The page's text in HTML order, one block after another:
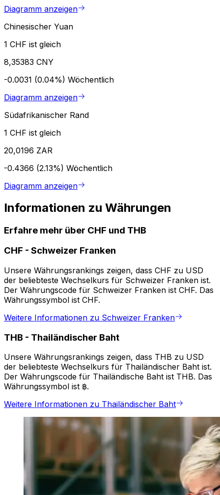
Diagramm anzeigen
Chinesischer Yuan
1 CHF ist gleich
8,35383 CNY
-0.0031 (0.04%) Wöchentlich
Diagramm anzeigen
Südafrikanischer Rand
1 CHF ist gleich
20,0196 ZAR
-0.4366 (2.13%) Wöchentlich
Diagramm anzeigen
Informationen zu Währungen
Erfahre mehr über CHF und THB
CHF - Schweizer Franken
Unsere Währungsrankings zeigen, dass CHF zu USD
der beliebteste Wechselkurs für Schweizer Franken ist.
Der Währungscode für Schweizer Franken ist CHF. Das
Währungssymbol ist CHF.
Weitere Informationen zu Schweizer Franken
THB - Thailändischer Baht
Unsere Währungsrankings zeigen, dass THB zu USD
der beliebteste Wechselkurs für Thailändischer Baht ist.
Der Währungscode für Thailändische Baht ist THB. Das
Währungssymbol ist ฿.
Weitere Informationen zu Thailändischer Baht